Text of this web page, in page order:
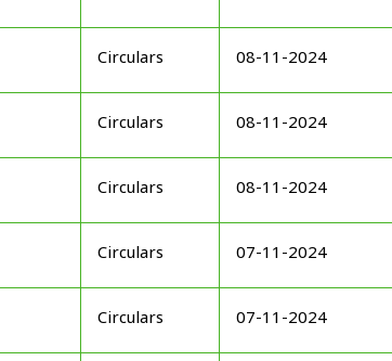
Circulars 08-11-2024
Circulars 08-11-2024
Circulars 08-11-2024
Circulars 07-11-2024
Circulars 07-11-2024